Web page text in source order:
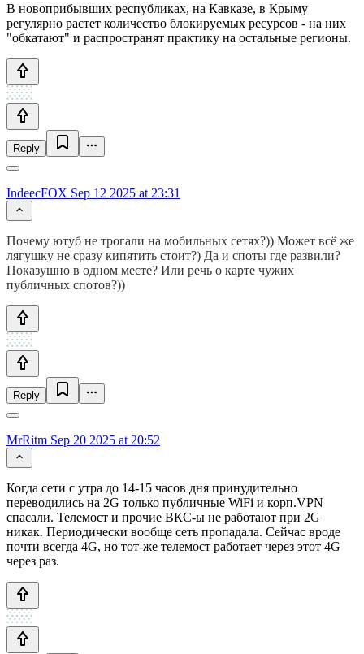
В новоприбывших республиках, на Кавказе, в Крыму
регулярно растет количество блокируемых ресурсов - на них
"обкатают" и распространят практику на остальные регионы.
Reply
IndeecFOX Sep 12 2025 at 23:31
Почему ютуб не трогали на мобильных сетях?)) Может всё же
лягушку не сразу кипятить стоит?) Да и споты где развили?
Показушно в одном месте? Или речь о карте чужих
публичных спотов?))
Reply
MrRitm Sep 20 2025 at 20:52
Когда сети с утра до 14-15 часов дня принудительно
переводились на 2G только публичные WiFi и корп.VPN
спасали. Телемост и прочие ВКС-ы не работают при 2G
никак. Периодически вообще сеть пропадала. Сейчас вроде
почти всегда 4G, но тот-же телемост работает через этот 4G
через раз.